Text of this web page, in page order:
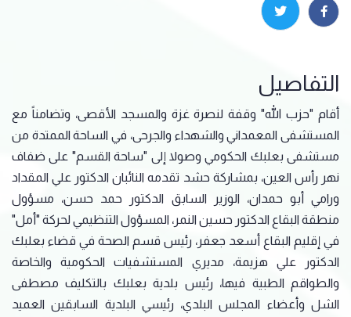
التفاصيل
أقام "حزب الله" وقفة لنصرة غزة والمسجد الأقصى، وتضامناً مع
المستشفى المعمداني والشهداء والجرحى، في الساحة الممتدة من
مستشفى بعلبك الحكومي وصولا إلى "ساحة القسم" على ضفاف
نهر رأس العين، بمشاركة حشد تقدمه النائبان الدكتور علي المقداد
ورامي أبو حمدان، الوزير السابق الدكتور حمد حسن، مسؤول
منطقة البقاع الدكتور حسين النمر، المسؤول التنظيمي لحركة "أمل"
في إقليم البقاع أسعد جعفر، رئيس قسم الصحة في قضاء بعلبك
الدكتور علي هزيمة، مديري المستشفيات الحكومية والخاصة
والطواقم الطبية فيها، رئيس بلدية بعلبك بالتكليف مصطفى
الشل وأعضاء المجلس البلدي، رئيسي البلدية السابقين العميد